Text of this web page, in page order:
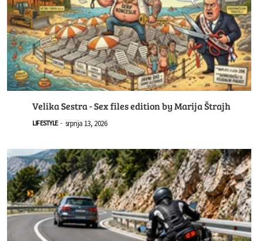
Velika Sestra - Sex files edition by Marija Štrajh
LIFESTYLE - srpnja 13, 2026